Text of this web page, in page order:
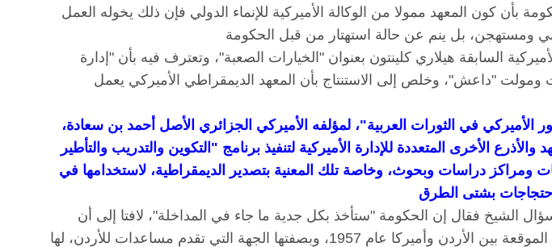
الحكومة بأن كون المعهد ممولا من الوكالة الأميركية للإنماء الدولي فإن ذلك يخوله العمل
السابقة هيلاري كلينتون بعنوان "الخيارات الصعبة"، وتعترف فيه بأن "إدارة
ومولت "داعش"، وخلص إلى الاستنتاج بأن المعهد الديمقراطي الأميركي يعمل
الأميركي في الثورات العربية"، لمؤلفه الأميركي الجزائري الأصل أحمد بن سعادة،
والأذرع الأخرى المتعددة للإدارة الأميركية لتنفيذ برنامج "التكوين والتدريب والتأطير
ومراكز دراسات وبحوث، وخاصة تلك المعنية بتصدير الديمقراطية، لاستخدامها في
بشتى الطرق
الشيخ فقال إن الحكومة "ستأخذ بكل جدية ما جاء في المداخلة"، لافتا إلى أن
"السند القانوني للمعهد بموجب الاتفاقية الموقعة بين الأردن وأميركا عام 1957، وبصفتها الجهة التي تقدم مساعدات للأردن، لها